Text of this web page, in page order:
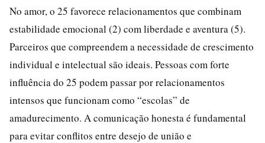
No amor, o 25 favorece relacionamentos que combinam
estabilidade emocional (2) com liberdade e aventura (5).
Parceiros que compreendem a necessidade de crescimento
individual e intelectual são ideais. Pessoas com forte
influência do 25 podem passar por relacionamentos
intensos que funcionam como “escolas” de
amadurecimento. A comunicação honesta é fundamental
para evitar conflitos entre desejo de união e